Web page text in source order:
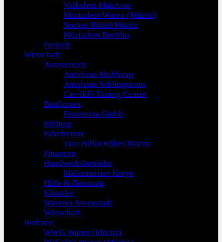
Volksfest Malchow
Müritzfest Waren (Müritz)
Seefest Röbel/Müritz
Müritzfest Rechlin
Freizeit
Wirtschaft
Autoservice
Autohaus Multhaup
Autohaus Schlingmann
Car-HiFi Tuning Center
Baufirmen
Fersemota Gmbh
Bildung
Fahrdienste
Taxi Pollin Röbel/Müritz
Finanzen
Handwerksbetriebe
Malermeister Kreye
Hilfe & Beratung
Künstler
Warener Innenstadt
Wirtschaft
Wohnen
WWG Waren (Müritz)